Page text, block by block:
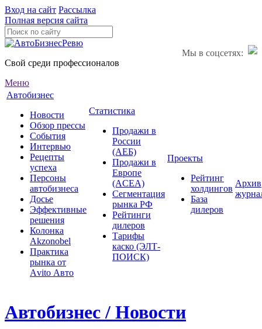
Вход на сайт Рассылка
Полная версия сайта
Мы в соцсетях:
Свой среди профессионалов
Меню
Автобизнес
Новости
Обзор прессы
События
Интервью
Рецепты
успеха
Персоны
автобизнеса
Досье
Эффективные
решения
Колонка
Akzonobel
Практика
рынка от
Аvito Авто
Статистика
Продажи в
России
(АЕБ)
Продажи в
Европе
(ACEA)
Сегментация
рынка РФ
Рейтинги
дилеров
Тарифы
каско (ЭЛТ-
ПОИСК)
Проекты
Рейтинг
холдингов
База
дилеров
Архив
Автобизнес / Новости